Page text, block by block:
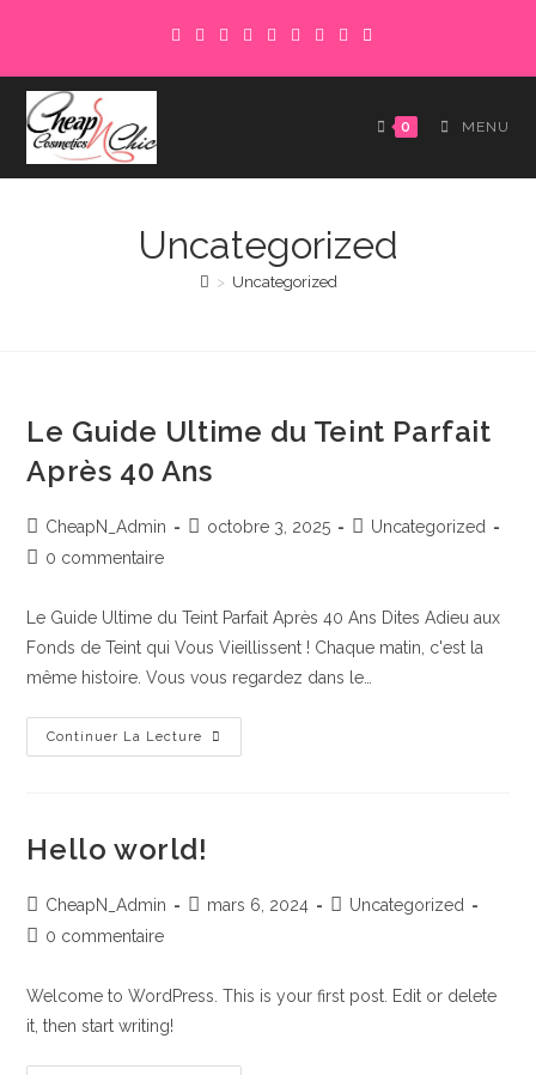
content
0 MENU
Uncategorized
> Uncategorized
Le Guide Ultime du Teint Parfait
Après 40 Ans
Auteur/autrice
de
CheapN_Admin
Publication
octobre 3, 2025
PostUncategorized
Commentaires
la
0 commentaire
Le Guide Ultime du Teint Parfait Après 40 Ans Dites Adieu aux
Fonds de Teint qui Vous Vieillissent ! Chaque matin, c'est la
même histoire. Vous vous regardez dans le…
Continuer La Lecture
Le
Guide
Après
40
Hello world!
Auteur/autrice
de
CheapN_Admin
Publication
mars 6, 2024
PostUncategorized
Commentaires
la
0 commentaire
Welcome to WordPress. This is your first post. Edit or delete
it, then start writing!